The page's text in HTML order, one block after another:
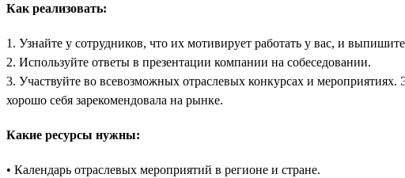
Как реализовать:
1. Узнайте у сотрудников, что их мотивирует работать у вас, и
2. Используйте ответы в презентации компании на собеседовании.
3. Участвуйте во всевозможных отраслевых конкурсах и
хорошо себя зарекомендовала на рынке.
Какие ресурсы нужны:
• Календарь отраслевых мероприятий в регионе и стране.